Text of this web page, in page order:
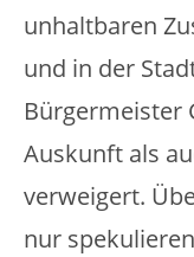
unhaltbaren
und in der
Bürgermeister
Auskunft als
verweigert.
nur